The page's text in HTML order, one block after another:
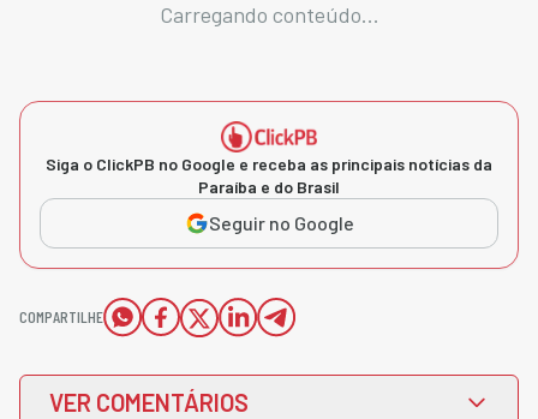
Carregando conteúdo...
Siga o ClickPB no Google e receba as principais notícias da
Paraíba e do Brasil
Seguir no Google
COMPARTILHE
VER COMENTÁRIOS